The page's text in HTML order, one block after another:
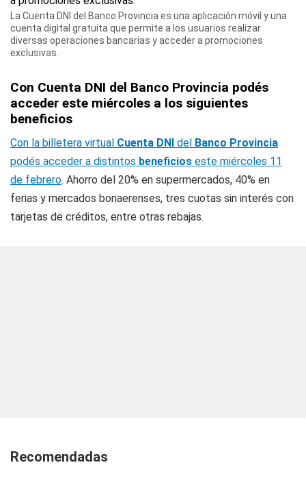
La Cuenta DNI del Banco Provincia es una aplicación móvil y una
cuenta digital gratuita que permite a los usuarios realizar
diversas operaciones bancarias y acceder a promociones
exclusivas.
Con Cuenta DNI del Banco Provincia podés
acceder este miércoles a los siguientes
beneficios
Con la billetera virtual Cuenta DNI del Banco Provincia
podés acceder a distintos beneficios este miércoles 11
de febrero. Ahorro del 20% en supermercados, 40% en
ferias y mercados bonaerenses, tres cuotas sin interés con
tarjetas de créditos, entre otras rebajas.
Recomendadas